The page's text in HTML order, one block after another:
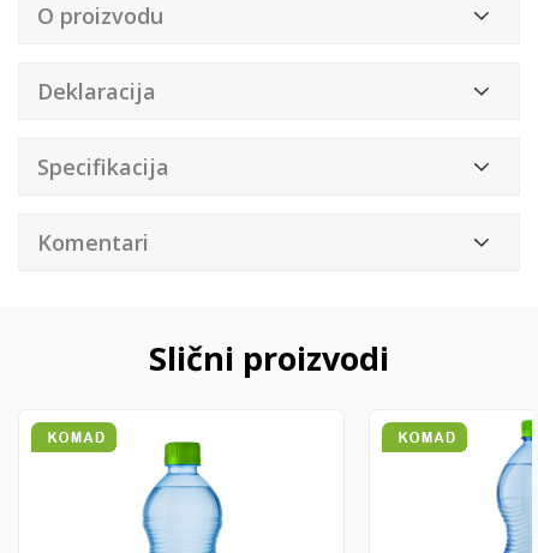
O proizvodu
Deklaracija
Specifikacija
Komentari
Slični proizvodi